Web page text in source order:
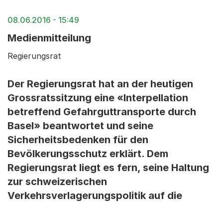
08.06.2016 - 15:49
Medienmitteilung
Regierungsrat
Der Regierungsrat hat an der heutigen
Grossratssitzung eine «Interpellation
betreffend Gefahrguttransporte durch
Basel» beantwortet und seine
Sicherheitsbedenken für den
Bevölkerungsschutz erklärt. Dem
Regierungsrat liegt es fern, seine Haltung
zur schweizerischen
Verkehrsverlagerungspolitik auf die